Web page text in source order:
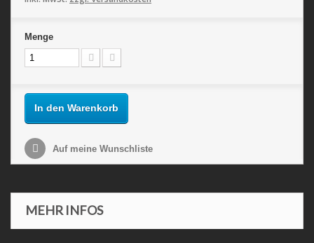
Menge
In den Warenkorb
Auf meine Wunschliste
MEHR INFOS